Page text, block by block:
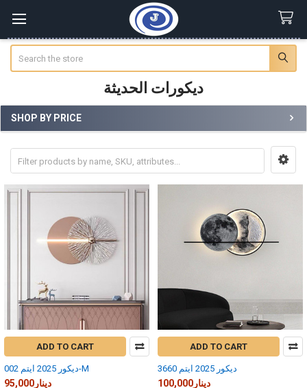
ديكورات الحديثة
Sidebar
SHOP BY PRICE
ADD TO CART
ديكور 2025 ايتم 002-M
95,000دينار
ADD TO CART
ديكور 2025 ايتم 3660
100,000دينار